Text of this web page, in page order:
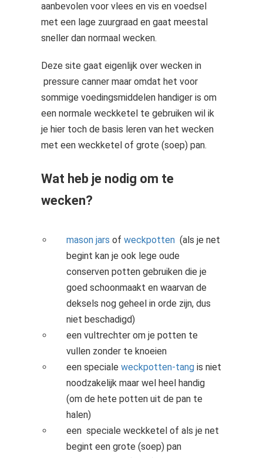
aanbevolen voor vlees en vis en voedsel
met een lage zuurgraad en gaat meestal
sneller dan normaal wecken.
Deze site gaat eigenlijk over wecken in
pressure canner maar omdat het voor
sommige voedingsmiddelen handiger is om
een normale weckketel te gebruiken wil ik
je hier toch de basis leren van het wecken
met een weckketel of grote (soep) pan.
Wat heb je nodig om te
wecken?
mason jars ofweckpotten (als je net
begint kan je ook lege oude
conserven potten gebruiken die je
goed schoonmaakt en waarvan de
deksels nog geheel in orde zijn, dus
niet beschadigd)
een vultrechter om je potten te
vullen zonder te knoeien
een specialeweckpotten-tang is niet
noodzakelijk maar wel heel handig
(om de hete potten uit de pan te
halen)
een speciale weckketel of als je net
begint een grote (soep) pan